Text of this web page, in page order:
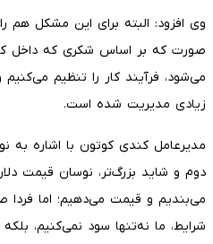
وی افزود: البته برای این مشکل هم
صورت که بر اساس شکری که داخل
می‌شود، فرآیند کار را تنظیم
زیادی مدیریت شده است.
مدیرعامل کندی کوتون با اشاره به
دوم و شاید بزرگ‌تر، نوسان قیمت
می‌بندیم و قیمت می‌دهیم؛ اما فردا
شرایط، ما نه‌تنها سود نمی‌کنیم،